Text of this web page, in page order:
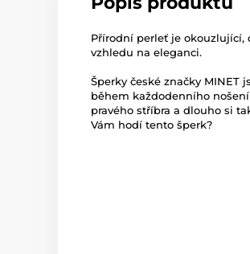
Přírodní perleť je okouzlující,
vzhledu na eleganci.
Šperky české značky
během každodenního
pravého stříbra a dlouho si
Vám hodí tento šperk?